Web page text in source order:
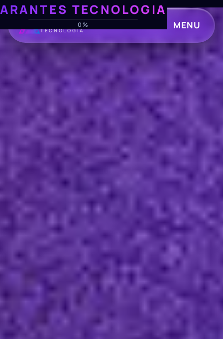
ARANTES TECNOLOGIA
0%
ARANTES
TECNOLOGIA MENU